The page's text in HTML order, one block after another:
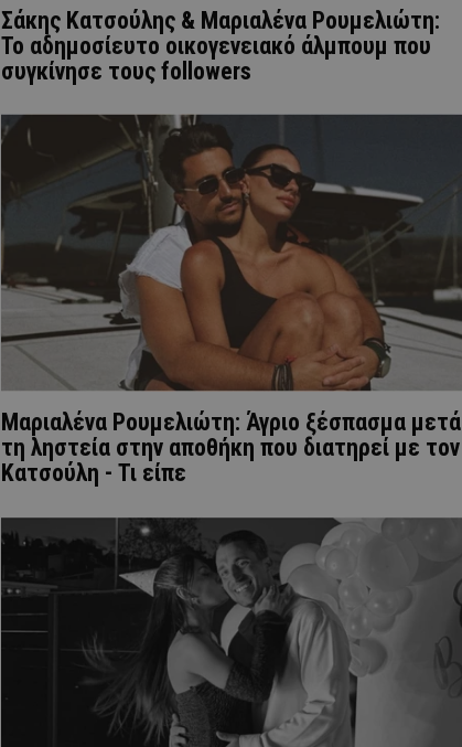
Σάκης Κατσούλης & Μαριαλένα Ρουμελιώτη:
Το αδημοσίευτο οικογενειακό άλμπουμ που
συγκίνησε τους followers
Μαριαλένα Ρουμελιώτη: Άγριο ξέσπασμα μετά
τη ληστεία στην αποθήκη που διατηρεί με τον
Κατσούλη - Τι είπε